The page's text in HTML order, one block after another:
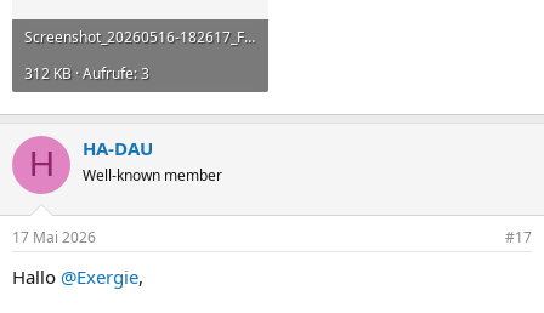
Screenshot_20260516-182617_Fennec.png
312 KB · Aufrufe: 3
H HA-DAU
Well-known member
17 Mai 2026 #17
Hallo @Exergie,